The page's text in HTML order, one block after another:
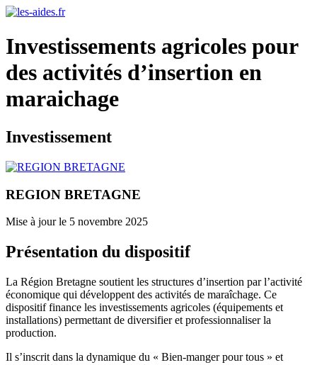
Investissements agricoles pour
des activités d’insertion en
maraichage
Investissement
REGION BRETAGNE
Mise à jour le 5 novembre 2025
Présentation du dispositif
La Région Bretagne soutient les structures d’insertion par l’activité
économique qui développent des activités de maraîchage. Ce
dispositif finance les investissements agricoles (équipements et
installations) permettant de diversifier et professionnaliser la
production.
Il s’inscrit dans la dynamique du « Bien-manger pour tous » et